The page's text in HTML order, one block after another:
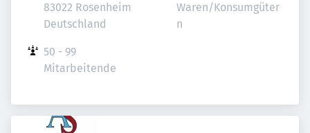
83022 Rosenheim
Deutschland
Waren/Konsumgüter
n
50 - 99
Mitarbeitende